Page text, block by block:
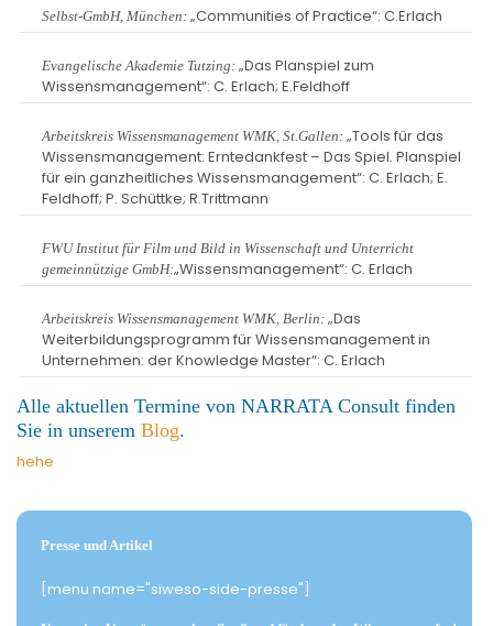
Selbst-GmbH, München: „Communities of Practice“: C.Erlach
Evangelische Akademie Tutzing: „Das Planspiel zum
Wissensmanagement“: C. Erlach; E.Feldhoff
Arbeitskreis Wissensmanagement WMK, St.Gallen: „Tools für das
Wissensmanagement: Erntedankfest – Das Spiel. Planspiel
für ein ganzheitliches Wissensmanagement“: C. Erlach; E.
Feldhoff; P. Schüttke; R.Trittmann
FWU Institut für Film und Bild in Wissenschaft und Unterricht
gemeinnützige GmbH:„Wissensmanagement“: C. Erlach
Arbeitskreis Wissensmanagement WMK, Berlin: „Das
Weiterbildungsprogramm für Wissensmanagement in
Unternehmen: der Knowledge Master“: C. Erlach
Alle aktuellen Termine von NARRATA Consult finden
Sie in unserem Blog.
hehe
Presse und Artikel
[menu name="siweso-side-presse"]